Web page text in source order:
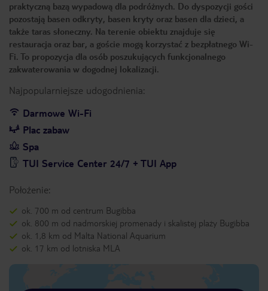
praktyczną bazą wypadową dla podróżnych. Do dyspozycji gości
pozostają basen odkryty, basen kryty oraz basen dla dzieci, a
także taras słoneczny. Na terenie obiektu znajduje się
restauracja oraz bar, a goście mogą korzystać z bezpłatnego Wi-
Fi. To propozycja dla osób poszukujących funkcjonalnego
zakwaterowania w dogodnej lokalizacji.
Najpopularniejsze udogodnienia:
Darmowe Wi-Fi
Plac zabaw
Spa
TUI Service Center 24/7 + TUI App
Położenie:
ok. 700 m od centrum Bugibba
ok. 800 m od nadmorskiej promenady i skalistej plaży Bugibba
ok. 1,8 km od Malta National Aquarium
ok. 17 km od lotniska MLA